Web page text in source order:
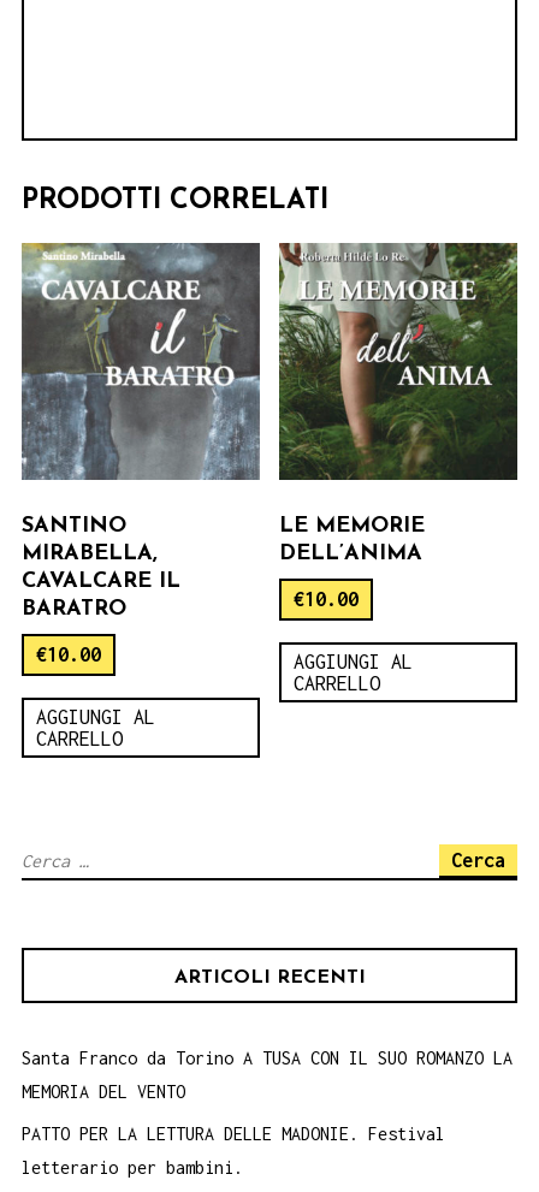
PRODOTTI CORRELATI
SANTINO
MIRABELLA,
CAVALCARE IL
BARATRO
€10.00
AGGIUNGI AL
CARRELLO
LE MEMORIE
DELL’ANIMA
€10.00
AGGIUNGI AL
CARRELLO
Ricerca
ARTICOLI RECENTI
Santa Franco da Torino A TUSA CON IL SUO ROMANZO LA
MEMORIA DEL VENTO
PATTO PER LA LETTURA DELLE MADONIE. Festival
letterario per bambini.